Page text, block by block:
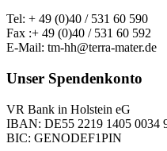
Tel: + 49 (0)40 / 531 60 590
Fax :+ 49 (0)40 / 531 60 592
E-Mail: tm-hh@terra-mater.de
Unser Spendenkonto
VR Bank in Holstein eG
IBAN: DE55 2219 1405 0034
BIC: GENODEF1PIN